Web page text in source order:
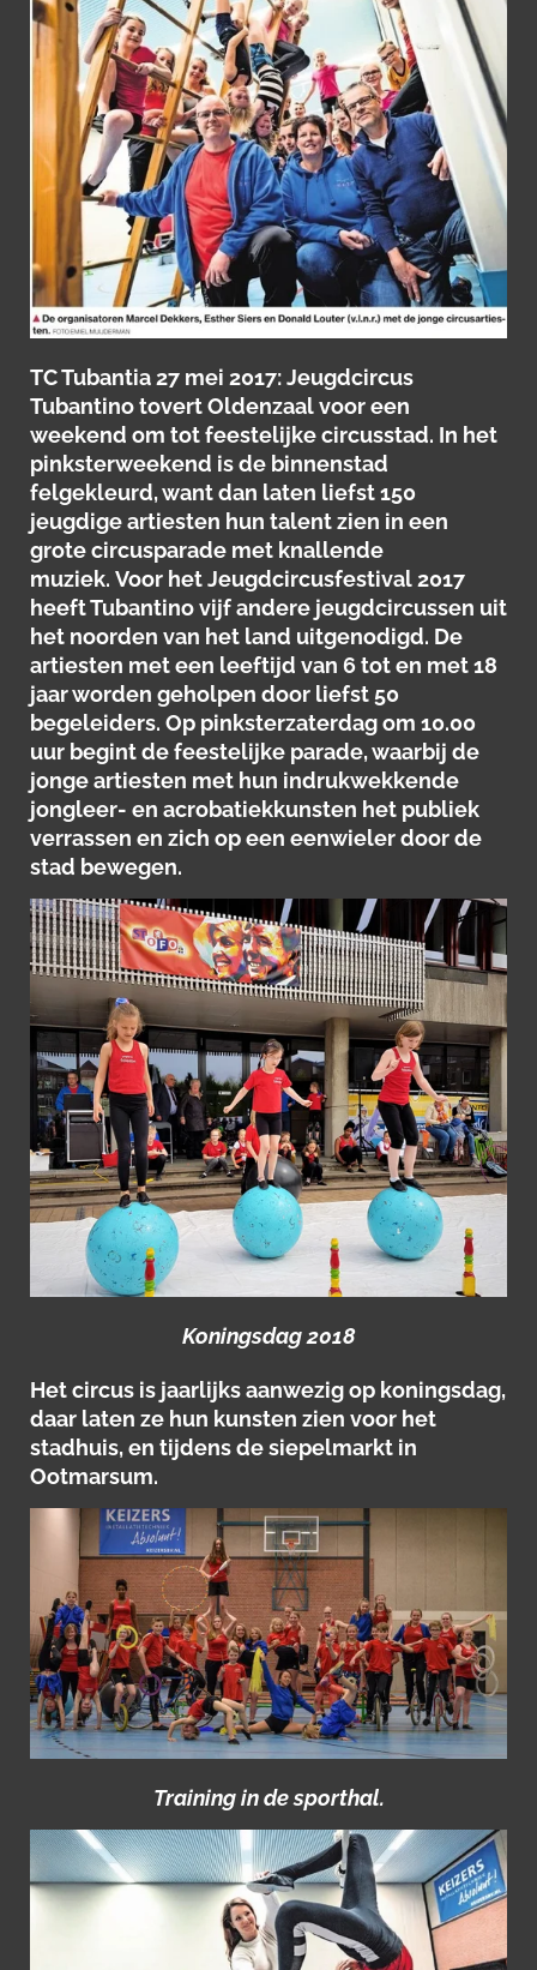
TC Tubantia 27 mei 2017:Jeugdcircus
Tubantino tovert Oldenzaal voor een
weekend om tot feestelijke circusstad. In het
pinksterweekend is de binnenstad
felgekleurd, want dan laten liefst 150
jeugdige artiesten hun talent zien in een
grote circusparade met knallende
muziek. Voor het Jeugdcircusfestival 2017
heeft Tubantino vijf andere jeugdcircussen uit
het noorden van het land uitgenodigd. De
artiesten met een leeftijd van 6 tot en met 18
jaar worden geholpen door liefst 50
begeleiders. Op pinksterzaterdag om 10.00
uur begint de feestelijke parade, waarbij de
jonge artiesten met hun indrukwekkende
jongleer- en acrobatiekkunsten het publiek
verrassen en zich op een eenwieler door de
stad bewegen.
Koningsdag 2018
Het circus is jaarlijks aanwezig op koningsdag,
daar laten ze hun kunsten zien voor het
stadhuis, en tijdens de siepelmarkt in
Ootmarsum.
Training in de sporthal.